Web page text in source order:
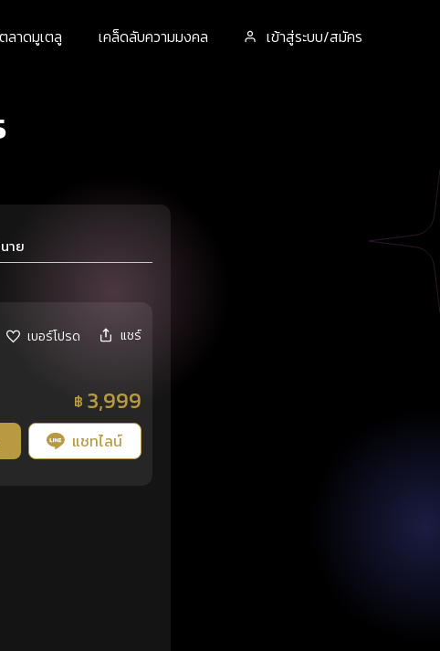
ตลาดมูเตลู เคล็ดลับความมงคล เข้าสู่ระบบ/สมัคร
าย
เบอร์โปรด แชร์
฿ 3,999
แชทไลน์